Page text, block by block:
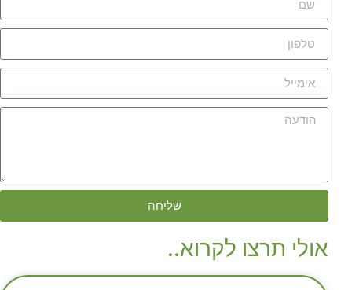
שליחה
אולי תרצו לקרוא..